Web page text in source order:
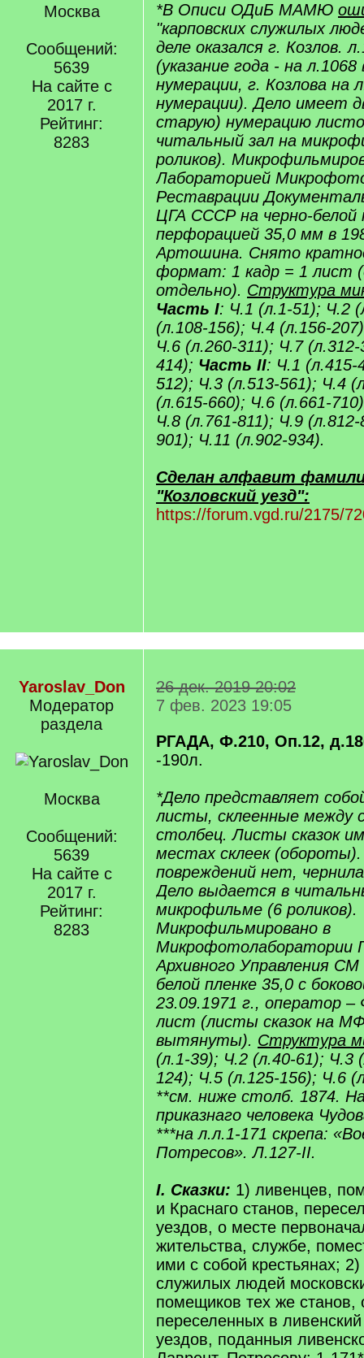
Москва
Сообщений:
5639
На сайте с
2017 г.
Рейтинг:
8283
*В Описи ОДиБ МАМЮ
"карповских служилых
деле оказался г. Козлов.
(указание года - на
нумерации, г. Козлова на
нумерации). Дело имеет
старую) нумерацию
читальный зал на
роликов).
Лабораторией
Реставрации
ЦГА СССР на черно-белой
перфорацией 35,0 мм в
Артошина. Снято
формат: 1 кадр = 1 лист
отдельно). Структура
Часть I: Ч.1 (л.1-51); Ч.2
(л.108-156); Ч.4 (л.156-
Ч.6 (л.260-311); Ч.7
414); Часть II: Ч.1 (л.415-
512); Ч.3 (л.513-561); Ч.4
(л.615-660); Ч.6 (л.661-
Ч.8 (л.761-811); Ч.9
901); Ч.11 (л.902-934).
Сделан алфавит
"Козловский уезд":
https://forum.vgd.ru/2175/
Yaroslav_Don
Модератор
раздела
Москва
Сообщений:
5639
На сайте с
2017 г.
Рейтинг:
8283
26 дек. 2019 20:02
7 фев. 2023 19:05
РГАДА, Ф.210, Оп.12,
-190л.
*Дело представляет
листы, склеенные между
столбец. Листы сказок
местах склеек
повреждений нет,
Дело выдается в
микрофильме (6 роликов).
Микрофильмировано в
Микрофотолаборатории
Архивного Управления
белой пленке 35,0 с
23.09.1971 г., оператор –
лист (листы сказок на
вытянуты). Структура
(л.1-39); Ч.2 (л.40-61); Ч.3
124); Ч.5 (л.125-156); Ч.6
**см. ниже столб. 1874.
приказнаго человека
***на л.л.1-171 скрепа:
Потресов». Л.127-II.
I. Сказки: 1) ливенцев,
и Краснаго станов,
уездов, о месте
жительства, службе,
ими с собой крестьянах; 2)
служилых людей
помещиков тех же станов,
переселенных в ливенский
уездов, поданныя